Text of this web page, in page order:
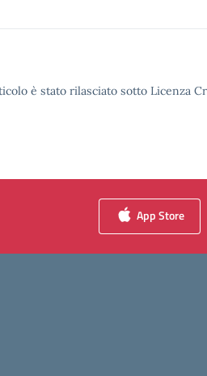
è stato rilasciato sotto Licenza
App Store